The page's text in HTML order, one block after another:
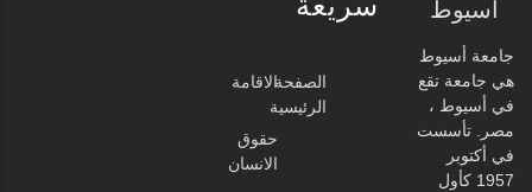
اسيوط
جامعة أسيوط
هي جامعة تقع
في أسيوط ،
مصر. تأسست
في أكتوبر
1957 كأول
الصفحة
الرئيسية
الاقامة
حقوق
الانسان